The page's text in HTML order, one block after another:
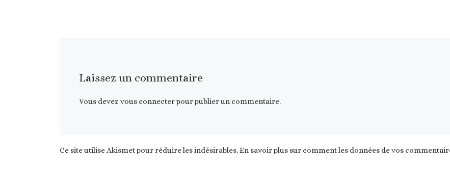
Laissez un commentaire
Vous devez vous connecterpour publier un commentaire.
Ce site utilise Akismet pour réduire les indésirables.En savoir plus sur comment les données de vos